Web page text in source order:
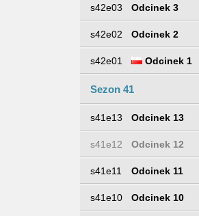
s42e03 Odcinek 3
s42e02 Odcinek 2
s42e01 Odcinek 1
Sezon 41
s41e13 Odcinek 13
s41e12 Odcinek 12
s41e11 Odcinek 11
s41e10 Odcinek 10